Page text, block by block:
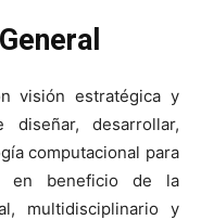
visión estratégica y
desarrollar,
computacional para
en beneficio de la
multidisciplinario y